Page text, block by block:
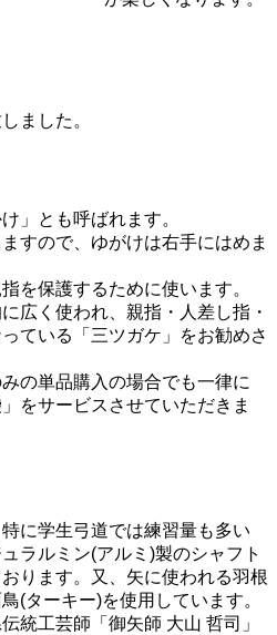
ました。
」とも呼ばれます。
すので、ゆがけは右手にはめま
を保護するために使います。
広く使われ、親指・人差し指・
ている「三ツガケ」をお勧めさ
の単品購入の場合でも一律に
をサービスさせていただきま
に学生弓道では練習量も多い
ラルミン(アルミ)製のシャフト
ります。又、矢に使われる羽根
(ターキー)を使用しています。
統工芸師「御矢師 大山 哲司」